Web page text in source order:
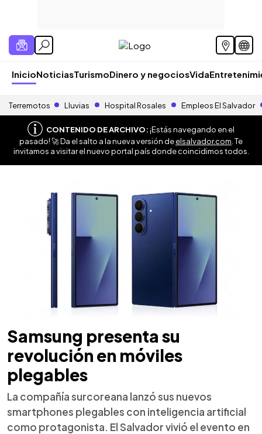
InicioNoticiasTurismoDinero y negociosVida
Terremotos Lluvias Hospital Rosales Empleos El Salvador
CONTENIDO DE ARCHIVO:¡Estás navegando en el
pasado! 🚀 Da el salto a la nueva versión deelsalvador.com . Te
invitamos a visitar el nuevo portal país donde coincidimos todos.
Samsung presenta su
revolución en móviles
plegables
La compañía surcoreana lanzó sus nuevos
smartphones plegables con inteligencia artificial
como protagonista. El Salvador vivió el evento en